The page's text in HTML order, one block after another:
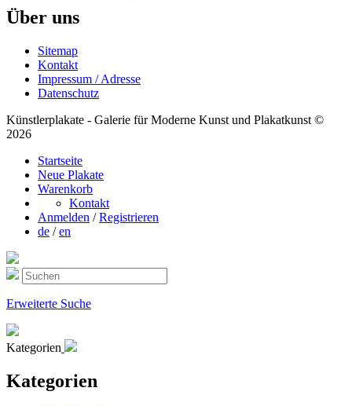
Über uns
Sitemap
Kontakt
Impressum / Adresse
Datenschutz
Künstlerplakate - Galerie für Moderne Kunst und Plakatkunst ©
2026
Startseite
Neue Plakate
Warenkorb
Kontakt
Anmelden / Registrieren
de /en
Erweiterte Suche
Kategorien
Kategorien